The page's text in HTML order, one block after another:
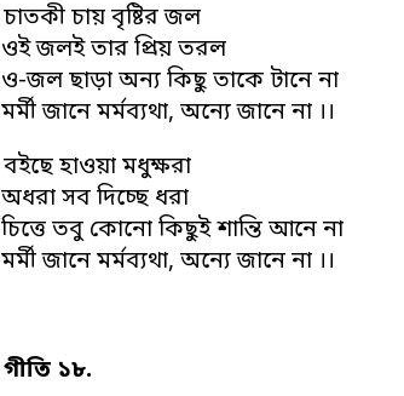
চাতকী চায় বৃষ্টির জল
ওই জলই তার প্রিয় তরল
ও-জল ছাড়া অন্য কিছু তাকে টানে না
মর্মী জানে মর্মব্যথা, অন্যে জানে না ।।
বইছে হাওয়া মধুক্ষরা
অধরা সব দিচ্ছে ধরা
চিত্তে তবু কোনো কিছুই শান্তি আনে না
মর্মী জানে মর্মব্যথা, অন্যে জানে না ।।
গীতি ১৮.